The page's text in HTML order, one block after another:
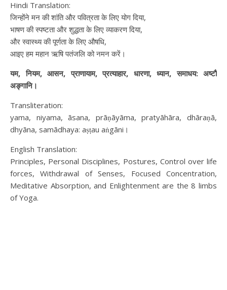
Hindi Translation:
जिन्होंने मन की शांति और पवित्रता के लिए योग दिया,
भाषण की स्पष्टता और शुद्धता के लिए व्याकरण दिया,
और स्वास्थ्य की पूर्णता के लिए औषधि,
आइए हम महान ऋषि पतंजलि को नमन करें।
यम, नियम, आसन, प्राणायाम, प्रत्याहार, धारणा, ध्यान, समाधय: अष्टौ
अङ्गानि।
Transliteration:
yama, niyama, āsana, prāṇāyāma, pratyāhāra, dhāraṇā,
dhyāna, samādhaya: aṣṭau aṅgāni।
English Translation:
Principles, Personal Disciplines, Postures, Control over life
forces, Withdrawal of Senses, Focused Concentration,
Meditative Absorption, and Enlightenment are the 8 limbs
of Yoga.